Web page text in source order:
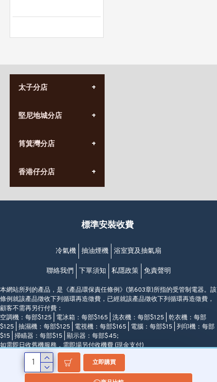
立即購買
太子分店
營業時間:
九龍太子太子道西141號
堅尼地城分店
營業時間:
香港堅尼地城卑路乍街
(堅尼地城地鐵站B出口)
筲箕灣分店
營業時間:
(10:00am-20:30pm)
香港仔分店
營業時間:
香港香港仔成都道20-28號
(黃竹坑地鐵站轉4M專線小巴)
標準安裝收費
冷氣機 抽油煙機 浴室寶及抽氣扇
聯絡我們 下單須知 私隱政策 免責聲明
本網站所列的產品，是《產品環保責任條例》(第603章)所指的受管制電器。該
條例就該產品徵收下列循環再造徵費，已經就該產品徵收下列循環再造徵費，
顧客不需再另行付費：
空調機：每部$125 | 電冰箱：每部$165 | 洗衣機：每部$125 | 乾衣機：每部
$125 | 抽濕機：每部$125 | 電視機：每部$165 | 電腦：每部$15 | 列印機：每部
$15 | 掃瞄器：每部$15 | 顯示器：每部$45;
如需即日收舊機服務，需即場另付收機費 (現金支付)
Copyright ©Modern Denki, All Rights Reserved